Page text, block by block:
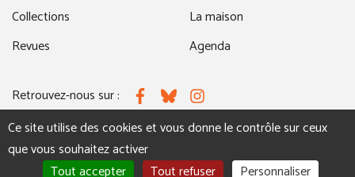
Collections
Revues
La maison
Agenda
Retrouvez-nous sur : FacebookBlueskyInstagram
MENTIONS LÉGALES NOUS CONTACTER
Ce site utilise des cookies et vous donne le contrôle sur ceux
que vous souhaitez activer
Tout accepter
Tout refuser Personnaliser